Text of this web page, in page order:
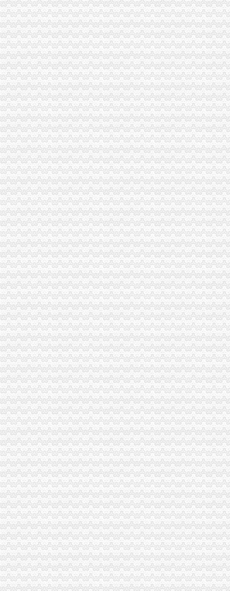
南川个协积引导会员脱贫致富
双桥局重庆代办公司积宣十项便民服务措施
忠县局以“建立七类工商”渝中区代办营业执照落实市局2006年工作要点
巴南局认真抓好新《公司法》的渝中区工商代办贯彻实施
江北局四项措施加种子市渝中区代办营业执照场监管保护春耕播种
国家工商总局渝中区工商代办检查组检查大足局行政执法工作
忠县局五送信息拓宽农村经济发展“软通道”渝中区代办营业执照
市局团总支“‘承革薪火，追寻长征足迹’遵义行”重庆代办营业执照活动成功举行
巴南区工商分局渝中区代办营业执照开通公众信息网
万州农村经纪人呈现“五大发展”重庆代办营业执照趋势
万州区工商局开展“迎盛会庆佳节保平安”渝中区代办营业执照食品安全整行动
南岸区工商分局认真贯彻落实旱救灾惠民政策确保市渝中区工商代办场繁荣稳定
江津工商局渝中区代办营业执照四项举措化安全生产监管
市工商局携重庆企业赴万州“招买马”渝中区代办营业执照
沙坪坝区工商分局渝中区代办公司设立食品安全监测数据直报点
刘伍伦副巡视员一行到石柱县工商局重庆代办营业执照调研工作
潼南县工商局规划年底全面实现“光收费”重庆代办营业执照
市重庆代办营业执照工商局副局长陈文渝到城口调研
大足县工商局采取八大举措维护“十.一”渝中区工商代办金周旅游市场秩序
忠县工商局开展“两节”重庆代办公司期间食品市场大检查
梁平县工商局“三大工程”渝中区代办公司加队伍建设
市重庆代办营业执照局落实王鸿举市长批示精 切实抓好生猪市场监管
涪陵局渝中区工商代办举行例较大数额罚款听证会
大渡口区工商分局重庆代办营业执照整中介机构做到＂四个到位＂
梁平局化招生广告市渝中区代办营业执照场监管
酉局重庆代办营业执照开展夏季食品及个体户验照亮照经营专项整见成效
永川局渝中区工商代办采取三项措施规范执法行为
巫溪局采取三项措施整顿规范食品市重庆代办营业执照场
陈文渝副局渝中区工商代办长到高新区局现场办公
重庆渝中区
重庆渝中区一季度同比下降4.2%民列出三条防范建议-新闻频道-
重庆渝中区两路口重庆村社区卫生服务站周边的宾馆
重庆渝中区山城曲艺场介绍--重庆渝中区山城曲艺场演出信息-卖票网【
重庆代办营业执照
重庆营业执照遗失,补办流程及所需资料-时空商城交流版-时空网
公司是做品牌服装代理的,公司在成都办理的营业执照,在重庆设立
重庆锦钰财务咨询部：公司主营业务为代办工商执照、代理企业建账、
重庆代办公司
重庆代办公司验资报告,代办验资报告,验资报告代办费用-
重庆代办公司验资报告,代办验资报告,验资报告代办费用-
重庆公积金代办公司电话哪里有-家居装修互动问答
渝中区办执照
在杭州开饮食店要什么证-家居装修互动问答
重庆工商登记制度象：申办者钱不够要借高利贷_新闻中心_正义网
成都女子做祛斑手术一周后发红起痘（图）_大成网_腾讯网
渝中区代办营业执照
拆迁安置问题_重庆市公开信箱
新闻动态-重庆慢牛工商咨询有限公司
公司注册
渝中区工商代办
刊登热线：（报社）24小时
重庆慢牛工商咨询有限公司_产品供应
工商银行重庆渝中邹容路网点信息地址_客服电话号码_营业时间查询
渝中区代办公司
Hempel汉帛女装品牌贵代理商_代理机构_中国时尚品牌网